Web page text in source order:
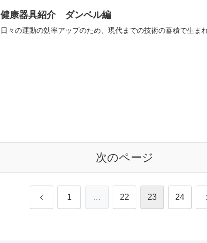
健康器具紹介 ダンベル編
日々の運動の効率アップのため、現代までの技術の蓄積で生ま
次のページ
前 1 … 22 23 24